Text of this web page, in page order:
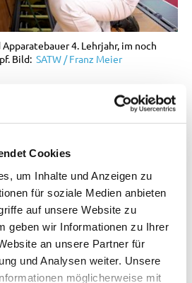
Cookies
um Inhalte und Anzeigen zu
für soziale Medien anbieten
auf unsere Website zu
geben wir Informationen zu Ihrer
an unsere Partner für
und Analysen weiter. Unsere
möglicherweise mit
4. Lehrjahr, im noch
Bild: SATW / Franz Meier
Flieger
die Kabinenverkleidung,
und den Stil der
Videokonsolen oder
auf Wunsch ebenfalls
die bei einer PC 12
dauert, werden sämtliche